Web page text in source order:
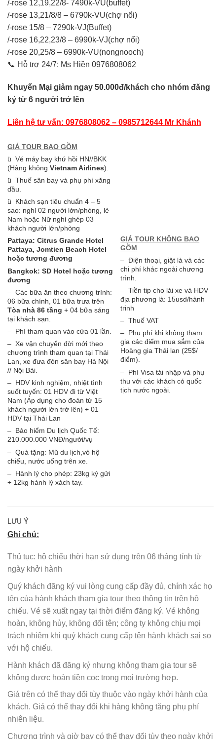
/-rose 12,19,22/8- 7490k-VU(buffet)
/-rose 13,21/8/8 – 6790k-VU(chợ nổi)
/-rose 15/8 – 7290k-VJ(Buffet)
/-rose 16,22,23/8 – 6990k-VJ(chợ nổi)
/-rose 20,25/8 – 6990k-VU(nongnooch)
📞 Hỗ trợ 24/7: Ms Hiền 0976808062
Khuyến Mại giảm ngay 50.000đ/khách cho nhóm đăng
ký từ 6 người trở lên
Liên hệ tư vấn: 0976808062 – 0985712644 Mr Khánh
GIÁ TOUR BAO GỒM
ü Vé máy bay khứ hồi HN//BKK
(Hàng không Vietnam Airlines).
ü Thuế sân bay và phụ phí xăng
dầu.
ü Khách sạn tiêu chuẩn 4 – 5
sao: nghỉ 02 người lớn/phòng, lẻ
Nam hoặc Nữ nghỉ ghép 03
khách người lớn/phòng
Pattaya: Citrus Grande Hotel
Pattaya, Jomtien Beach Hotel
hoặc tương đương
Bangkok: SD Hotel hoặc tương
đương
– Các bữa ăn theo chương trình:
06 bữa chính, 01 bữa trưa trên
Tòa nhà 86 tầng + 04 bữa sáng
tại khách sạn.
– Phí tham quan vào cửa 01 lần.
– Xe vận chuyển đời mới theo
chương trình tham quan tại Thái
Lan, xe đưa đón sân bay Hà Nội
// Nội Bài.
– HDV kinh nghiệm, nhiệt tình
suốt tuyến: 01 HDV đi từ Việt
Nam (Áp dụng cho đoàn từ 15
khách người lớn trở lên) + 01
HDV tại Thái Lan
– Bảo hiểm Du lịch Quốc Tế:
210.000.000 VNĐ/người/vụ
– Quà tặng: Mũ du lịch,vỏ hộ
chiếu, nước uống trên xe.
– Hành lý cho phép: 23kg ký gửi
+ 12kg hành lý xách tay.
GIÁ TOUR KHÔNG BAO
GỒM
– Điện thoại, giặt là và các
chi phí khác ngoài chương
trình.
– Tiền tip cho lái xe và HDV
địa phương là: 15usd/hành
trinh
– Thuế VAT
– Phụ phí khi không tham
gia các điểm mua sắm của
Hoàng gia Thái lan (25$/
điểm).
– Phí Visa tái nhập và phụ
thu với các khách có quốc
tịch nước ngoài.
LƯU Ý
Ghi chú:
Thủ tục: hộ chiếu thời hạn sử dụng trên 06 tháng tính từ
ngày khởi hành
Quý khách đăng ký vui lòng cung cấp đầy đủ, chính xác họ
tên của hành khách tham gia tour theo thông tin trên hộ
chiếu. Vé sẽ xuất ngay tại thời điểm đăng ký. Vé không
hoàn, không hủy, không đổi tên; công ty không chịu mọi
trách nhiệm khi quý khách cung cấp tên hành khách sai so
với hộ chiếu.
Hành khách đã đăng ký nhưng không tham gia tour sẽ
không được hoàn tiền cọc trong mọi trường hợp.
Giá trên có thể thay đổi tùy thuộc vào ngày khởi hành của
khách. Giá có thể thay đổi khi hàng không tăng phụ phí
nhiên liệu.
Chương trình và giờ bay có thể thay đổi tùy theo ngày khởi